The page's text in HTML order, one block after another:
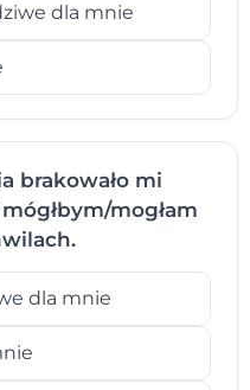
dla mnie
brakowało mi
mogłam
dla mnie